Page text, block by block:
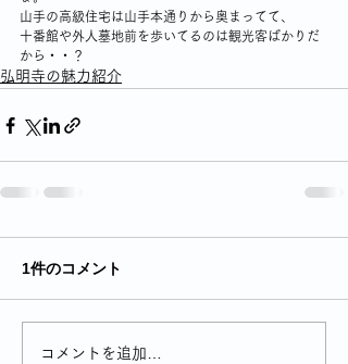
山手の高級住宅は山手本通りから奥まってて、
十番館や外人墓地前を歩いてるのは観光客ばかりだ
から・・？
弘明寺の魅力紹介
1件のコメント
コメントを追加…